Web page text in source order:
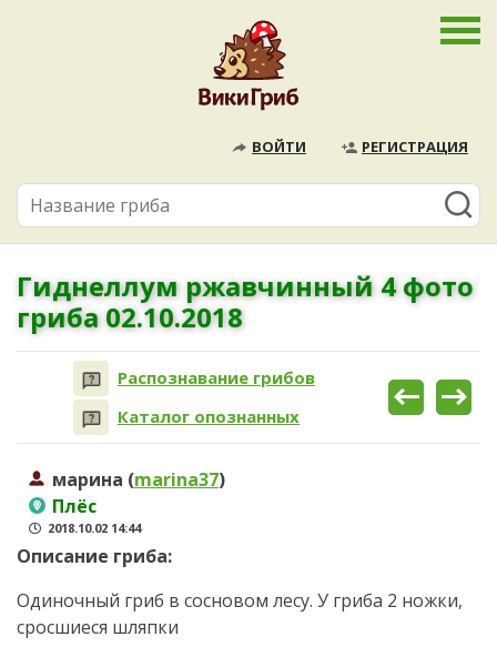
ВОЙТИ РЕГИСТРАЦИЯ
Гиднеллум ржавчинный 4 фото
гриба 02.10.2018
Распознавание грибов
Каталог опознанных
марина (marina37)
Плёс
2018.10.02 14:44
Описание гриба:
Одиночный гриб в сосновом лесу. У гриба 2 ножки,
сросшиеся шляпки